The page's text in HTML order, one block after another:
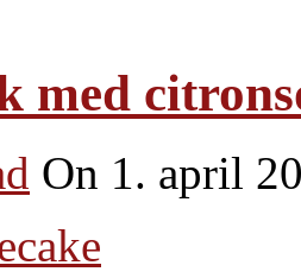
med
On 1. april